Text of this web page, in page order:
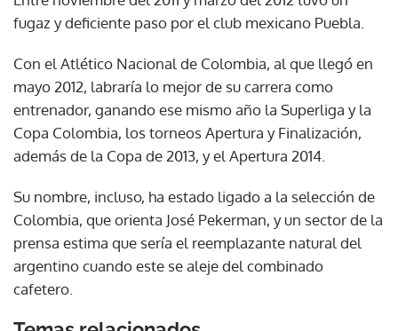
fugaz y deficiente paso por el club mexicano Puebla.
Con el Atlético Nacional de Colombia, al que llegó en
mayo 2012, labraría lo mejor de su carrera como
entrenador, ganando ese mismo año la Superliga y la
Copa Colombia, los torneos Apertura y Finalización,
además de la Copa de 2013, y el Apertura 2014.
Su nombre, incluso, ha estado ligado a la selección de
Colombia, que orienta José Pekerman, y un sector de la
prensa estima que sería el reemplazante natural del
argentino cuando este se aleje del combinado
cafetero.